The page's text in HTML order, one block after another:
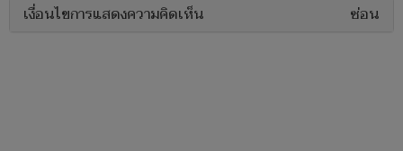
เงื่อนไขการแสดงความคิดเห็น ซ่อน